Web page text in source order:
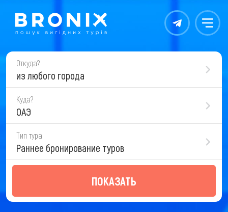
Контакты Меню
Откуда?
из любого города
Куда?
ОАЭ
Тип тура
Раннее бронирование туров
ПОКАЗАТЬ